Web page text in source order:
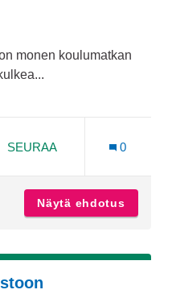
monen koulumatkan
Runosmäki-Raunistula
29 SEURAAJAA
SEURAA
0
Näytä ehdotus